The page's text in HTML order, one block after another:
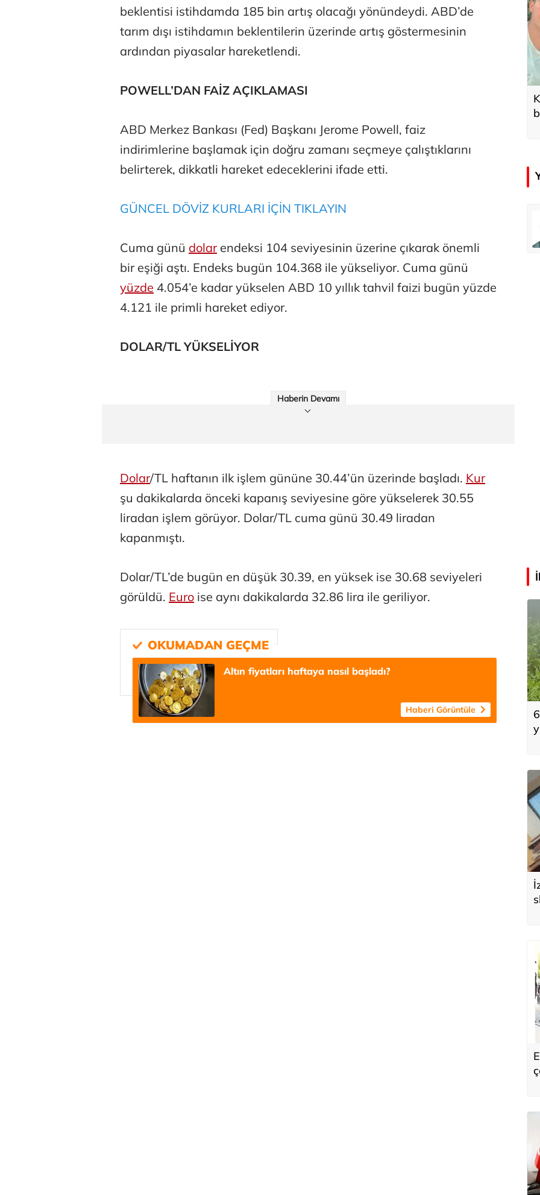
beklentisi istihdamda 185 bin artış olacağı yönündeydi. ABD’de
tarım dışı istihdamın beklentilerin üzerinde artış göstermesinin
ardından piyasalar hareketlendi.
POWELL’DAN FAİZ AÇIKLAMASI
ABD Merkez Bankası (Fed) Başkanı Jerome Powell, faiz
indirimlerine başlamak için doğru zamanı seçmeye çalıştıklarını
belirterek, dikkatli hareket edeceklerini ifade etti.
GÜNCEL DÖVİZ KURLARI İÇİN TIKLAYIN
Cuma günü dolarendeksi 104 seviyesinin üzerine çıkarak önemli
bir eşiği aştı. Endeks bugün 104.368 ile yükseliyor. Cuma günü
yüzde 4.054’e kadar yükselen ABD 10 yıllık tahvil faizi bugün yüzde
4.121 ile primli hareket ediyor.
DOLAR/TL YÜKSELİYOR
Haberin Devamı
Dolar/TL haftanın ilk işlem gününe 30.44’ün üzerinde başladı. Kur
şu dakikalarda önceki kapanış seviyesine göre yükselerek 30.55
liradan işlem görüyor. Dolar/TL cuma günü 30.49 liradan
kapanmıştı.
Dolar/TL’de bugün en düşük 30.39, en yüksek ise 30.68 seviyeleri
görüldü. Euro ise aynı dakikalarda 32.86 lira ile geriliyor.
Altın fiyatları haftaya nasıl başladı?
Haberi Görüntüle
Atilay Kandemir
Abbas Güçlü
Mehmet Tez